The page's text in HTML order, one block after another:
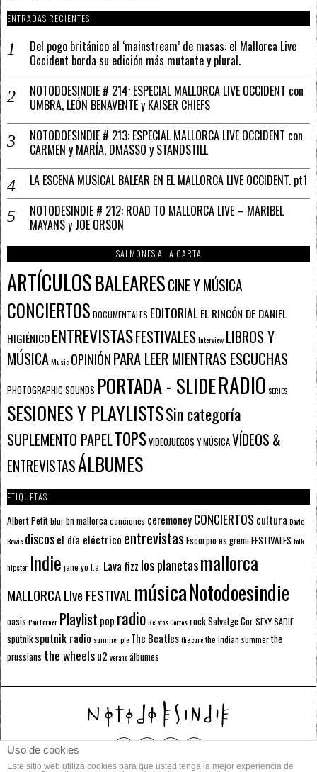
ENTRADAS RECIENTES
Del pogo británico al ‘mainstream’ de masas: el Mallorca Live
Occident borda su edición más mutante y plural.
NOTODOESINDIE # 214: ESPECIAL MALLORCA LIVE OCCIDENT con
UMBRA, LEÓN BENAVENTE y KAISER CHIEFS
NOTODOESINDIE # 213: ESPECIAL MALLORCA LIVE OCCIDENT con
CARMEN y MARÍA, DMASSO y STANDSTILL
LA ESCENA MUSICAL BALEAR EN EL MALLORCA LIVE OCCIDENT. pt1
NOTODESINDIE # 212: ROAD TO MALLORCA LIVE – MARIBEL
MAYANS y JOE ORSON
SALMONES A LA CARTA
ARTÍCULOSBALEARESCINE Y MÚSICA
CONCIERTOS DOCUMENTALES EDITORIALEL RINCÓN DE DANIEL
HIGIÉNICOENTREVISTASFESTIVALESInterview LIBROS Y
MÚSICAMusic OPINIÓNPARA LEER MIENTRAS ESCUCHAS
PHOTOGRAPHIC SOUNDS PORTADA - SLIDERADIO SERIES
SESIONES Y PLAYLISTSSin categoría
SUPLEMENTO PAPELTOPSVIDEOJUEGOS Y MÚSICAVÍDEOS &
ENTREVISTASÁLBUMES
ETIQUETAS
Albert Petitblurbn mallorcacanciones ceremoneyCONCIERTOS cultura David
Bowie discosel día eléctrico entrevistas Escorpioes gremiFESTIVALES folk
hipster Indie jane yo l.a. Lava fizz los planetasmallorca
MALLORCA LIve FESTIVAL músicaNotodoesindie
oasis Pau Forner Playlist pop radioRelatos CortosrockSalvatge CorSEXY SADIE
sputnik sputnik radio summer pie The Beatlesthe curethe indian summerthe
prussians the wheelsu2 veranoálbumes
Uso de cookies
Este sitio web utiliza cookies para que usted tenga la mejor experiencia de